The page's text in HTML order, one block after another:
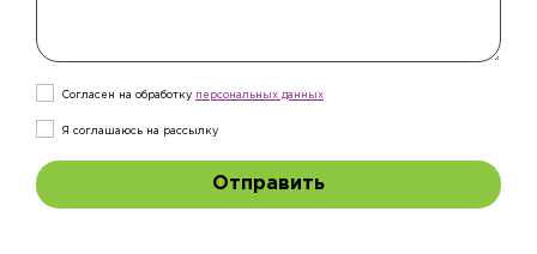
Отправить
Согласен на обработку персональныx данных
Я соглашаюсь на рассылку